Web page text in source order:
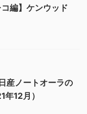
編】ケンウッド
産ノートオーラの
12月）